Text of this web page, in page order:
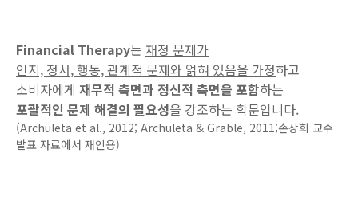
Financial Therapy는 재정 문제가
인지, 정서, 행동, 관계적 문제와 얽혀 있음을 가정하고
소비자에게 재무적 측면과 정신적 측면을 포함하는
포괄적인 문제 해결의 필요성을 강조하는 학문입니다.
(Archuleta et al., 2012; Archuleta & Grable, 2011;손상희 교수
발표 자료에서 재인용)